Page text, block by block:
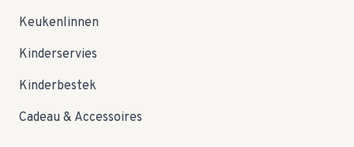
Keukenlinnen
Kinderservies
Kinderbestek
Cadeau & Accessoires